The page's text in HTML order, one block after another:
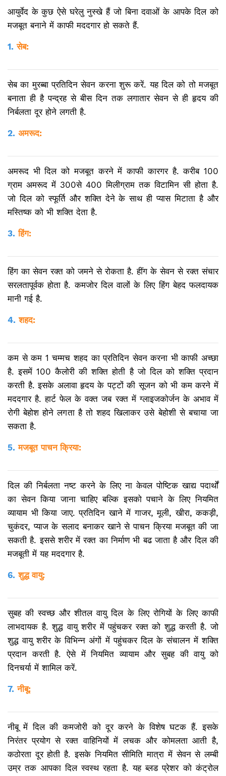
आयुर्वेद के कुछ ऐसे घरेलु नुस्खे हैं जो बिना दवाओं के आपके दिल को
मजबूत बनाने में काफी मददगार हो सकते हैं.
1. सेब:
सेब का मुरब्बा प्रतिदिन सेवन करना शुरू करें. यह दिल को तो मजबूत
बनाता ही है पन्द्रह से बीस दिन तक लगातार सेवन से ही हृदय की
निर्बलता दूर होने लगती है.
2. अमरूद:
अमरूद भी दिल को मजबूत करने में काफी कारगर है. करीब 100
ग्राम अमरूद में 300से 400 मिलीग्राम तक विटामिन सी होता है.
जो दिल को स्फूर्ति और शक्ति देने के साथ ही प्यास मिटाता है और
मस्तिष्क को भी शक्ति देता है.
3. हिंग:
हिंग का सेवन रक्त को जमने से रोकता है. हींग के सेवन से र​क्त संचार
सरलतापूर्वक होता है. कमजोर दिल वालों के लिए हिंग बेहद फलदायक
मानी गई है.
4. शहद:
कम से कम 1 चम्मच शहद का प्रतिदिन सेवन करना भी काफी अच्छा
है. इसमें 100 कैलोरी की शक्ति होती है जो दिल को शक्ति प्रदान
करती है. इसके अलावा हृदय के पट्टों की सूजन को भी कम करने में
मददगार है. हार्ट फेल के वक्त जब रक्त में ग्लाइजकोर्जन के अभाव में
रोगी बेहोश होने लगता है तो शहद खिलाकर उसे बेहोशी से बचाया जा
सकता है.
5. मजबूत पाचन क्रिया:
दिल की निर्बलता नष्ट करने के लिए ना केवल पोष्टिक खाद्य पदार्थों
का सेवन किया जाना चाहिए बल्कि इसको पचाने के लिए नियमित
व्यायाम भी किया जाए. प्रतिदिन खाने में गाजर, मूली, खीरा, ककड़ी,
चुकंदर, प्याज के सलाद बनाकर खाने से पाचन क्रिया मजबूत की जा
सकती है. इससे शरीर में रक्त का निर्माण भी बढ जाता है और दिल की
मजबूती में यह मददगार है.
6. शुद्ध वायु:
सुबह की स्वच्छ और शीतल वायु दिल के लिए रोगियों के लिए काफी
लाभदायक है. शुद्ध वायु शरीर में पहुंचकर रक्त को शुद्ध करती है. जो
शुद्ध वायु शरीर के विभिन्न अंगों में पहुंचकर दिल के संचालन में शक्ति
प्रदान करती है. ऐसे में नियमित व्यायाम और सुबह की वायु को
दिनचर्या में शामिल करें.
7. नीबू:
नीबू में दिल की कमजोरी को दूर करने के विशेष घटक हैं. इसके
निरंतर प्रयोग से रक्त वाहिनियों में लचक और कोमलता आती है,
कठोरता दूर होती है. इसके नियमित सीमिति मात्रा में सेवन से लम्बी
उम्र तक आपका दिल स्वस्थ रहता है. यह ब्लड प्रेशर को कंट्रोल